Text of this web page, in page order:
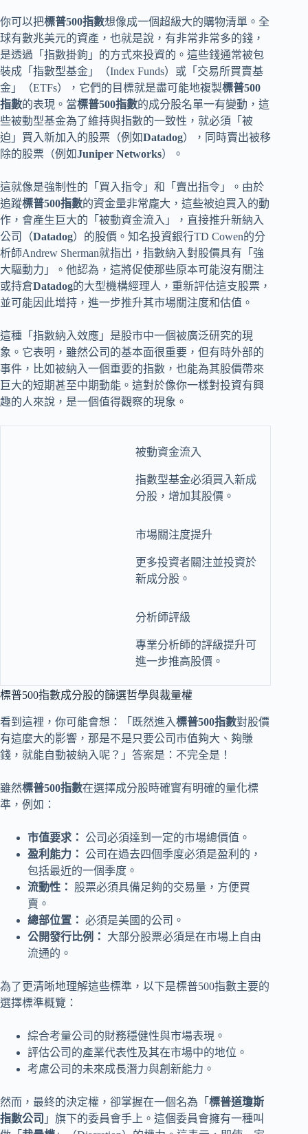
你可以把標普500指數想像成一個超級大的購物清單。全
球有數兆美元的資產，也就是說，有非常非常多的錢，
是透過「指數掛鉤」的方式來投資的。這些錢通常被包
裝成「指數型基金」（Index Funds）或「交易所買賣基
金」（ETFs），它們的目標就是盡可能地複製標普500
指數的表現。當標普500指數的成分股名單一有變動，這
些被動型基金為了維持與指數的一致性，就必須「被
迫」買入新加入的股票（例如Datadog），同時賣出被移
除的股票（例如Juniper Networks）。
這就像是強制性的「買入指令」和「賣出指令」。由於
追蹤標普500指數的資金量非常龐大，這些被迫買入的動
作，會產生巨大的「被動資金流入」，直接推升新納入
公司（Datadog）的股價。知名投資銀行TD Cowen的分
析師Andrew Sherman就指出，指數納入對股價具有「強
大驅動力」。他認為，這將促使那些原本可能沒有關注
或持倉Datadog的大型機構經理人，重新評估這支股票，
並可能因此增持，進一步推升其市場關注度和估值。
這種「指數納入效應」是股市中一個被廣泛研究的現
象。它表明，雖然公司的基本面很重要，但有時外部的
事件，比如被納入一個重要的指數，也能為其股價帶來
巨大的短期甚至中期動能。這對於像你一樣對投資有興
趣的人來說，是一個值得觀察的現象。
被動資金流入
指數型基金必須買入新成
分股，增加其股價。
市場關注度提升
更多投資者關注並投資於
新成分股。
分析師評級
專業分析師的評級提升可
進一步推高股價。
標普500指數成分股的篩選哲學與裁量權
看到這裡，你可能會想：「既然進入標普500指數對股價
有這麼大的影響，那是不是只要公司市值夠大、夠賺
錢，就能自動被納入呢？」答案是：不完全是！
雖然標普500指數在選擇成分股時確實有明確的量化標
準，例如：
市值要求： 公司必須達到一定的市場總價值。
盈利能力： 公司在過去四個季度必須是盈利的，
包括最近的一個季度。
流動性：
股票必須具備足夠的交易量，方便買
賣。
總部位置： 必須是美國的公司。
公開發行比例：
大部分股票必須是在市場上自由
流通的。
為了更清晰地理解這些標準，以下是標普500指數主要的
選擇標準概覽：
綜合考量公司的財務穩健性與市場表現。
評估公司的產業代表性及其在市場中的地位。
考慮公司的未來成長潛力與創新能力。
然而，最終的決定權，卻掌握在一個名為「 標普道瓊斯
指數公司 」旗下的委員會手上。這個委員會擁有一種叫